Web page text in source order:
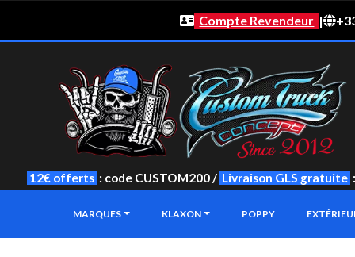
Compte Revendeur |
12€ offerts : code CUSTOM200 / Livraison GLS gratuite
MARQUES KLAXON POPPY